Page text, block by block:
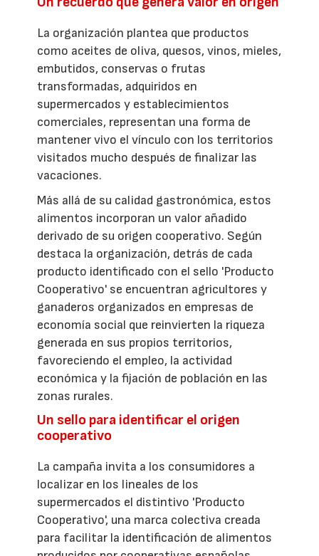
La organización plantea que productos
como aceites de oliva, quesos, vinos, mieles,
embutidos, conservas o frutas
transformadas, adquiridos en
supermercados y establecimientos
comerciales, representan una forma de
mantener vivo el vínculo con los territorios
visitados mucho después de finalizar las
vacaciones.
Más allá de su calidad gastronómica, estos
alimentos incorporan un valor añadido
derivado de su origen cooperativo. Según
destaca la organización, detrás de cada
producto identificado con el sello 'Producto
Cooperativo' se encuentran agricultores y
ganaderos organizados en empresas de
economía social que reinvierten la riqueza
generada en sus propios territorios,
favoreciendo el empleo, la actividad
económica y la fijación de población en las
zonas rurales.
Un sello para identificar el origen
cooperativo
La campaña invita a los consumidores a
localizar en los lineales de los
supermercados el distintivo 'Producto
Cooperativo', una marca colectiva creada
para facilitar la identificación de alimentos